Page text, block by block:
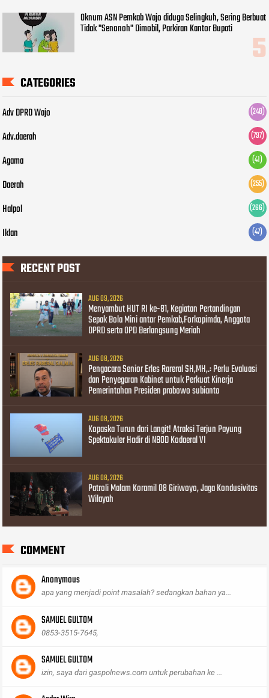
Oknum ASN Pemkab Wajo diduga Selingkuh, Sering Berbuat
Tidak "Senonoh" Dimobil, Parkiran Kantor Bupati
CATEGORIES
Adv DPRD Wajo (248)
Adv.daerah (797)
Agama (41)
Daerah (255)
Halpol (266)
Iklan (47)
RECENT POST
AUG 09, 2026
Menyambut HUT RI ke-81, Kegiatan Pertandingan
Sepak Bola Mini antar Pemkab,Forkopimda, Anggota
DPRD serta OPD Berlangsung Meriah
AUG 08, 2026
Pengacara Senior Erles Rareral SH,MH,.: Perlu Evaluasi
dan Penyegaran Kabinet untuk Perkuat Kinerja
Pemerintahan Presiden prabowo subianto
AUG 08, 2026
Kopaska Turun dari Langit! Atraksi Terjun Payung
Spektakuler Hadir di NBOD Kodaeral VI
AUG 08, 2026
Patroli Malam Koramil 08 Giriwoyo, Jaga Kondusivitas
Wilayah
COMMENT
Anonymous
apa yang menjadi point masalah? sedangkan bahan ya...
SAMUEL GULTOM
0853-3515-7645,
SAMUEL GULTOM
izin, saya dari gaspolnews.com untuk perubahan ke ...